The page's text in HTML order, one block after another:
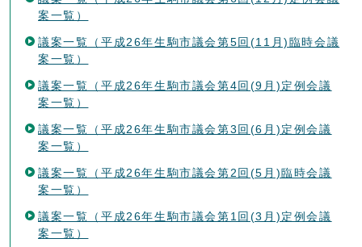
案一覧）
議案一覧（平成26年生駒市議会第5回(11月)臨時会議
案一覧）
議案一覧（平成26年生駒市議会第4回(9月)定例会議
案一覧）
議案一覧（平成26年生駒市議会第3回(6月)定例会議
案一覧）
議案一覧（平成26年生駒市議会第2回(5月)臨時会議
案一覧）
議案一覧（平成26年生駒市議会第1回(3月)定例会議
案一覧）